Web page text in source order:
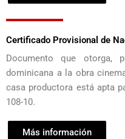
Certificado Provisional de
Documento que otorga,
dominicana a la obra
casa productora está apta
108-10.
Más información